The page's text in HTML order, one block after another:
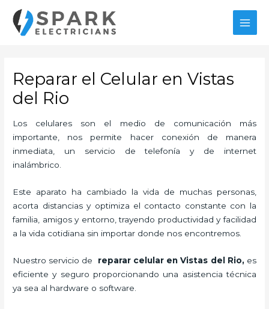
contenido
Reparar el Celular en Vistas
del Rio
Los celulares son el medio de comunicación más
importante, nos permite hacer conexión de manera
inmediata, un servicio de telefonía y de internet
inalámbrico.
Este aparato ha cambiado la vida de muchas personas,
acorta distancias y optimiza el contacto constante con la
familia, amigos y entorno, trayendo productividad y facilidad
a la vida cotidiana sin importar donde nos encontremos.
Nuestro servicio de reparar celular en Vistas del Rio,es
eficiente y seguro proporcionando una asistencia técnica
ya sea al hardware o software.